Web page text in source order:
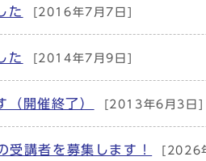
た [2016年7月7日]
た [2014年7月9日]
開催終了） [2013年6月3日]
講者を募集します！
[2026